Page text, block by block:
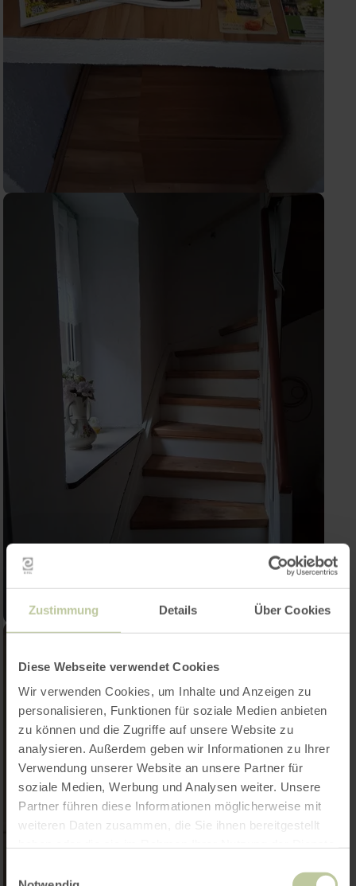
Zustimmung Details Über Cookies
Diese Webseite verwendet Cookies
Wir verwenden Cookies, um Inhalte und Anzeigen zu
personalisieren, Funktionen für soziale Medien anbieten
zu können und die Zugriffe auf unsere Website zu
analysieren. Außerdem geben wir Informationen zu Ihrer
Verwendung unserer Website an unsere Partner für
soziale Medien, Werbung und Analysen weiter. Unsere
Partner führen diese Informationen möglicherweise mit
weiteren Daten zusammen, die Sie ihnen bereitgestellt